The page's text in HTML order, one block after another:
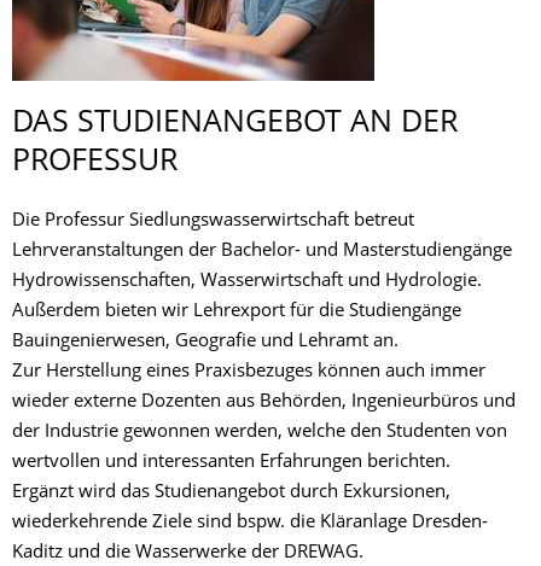
DAS STUDIENANGEBOT AN DER
PROFESSUR
Die Professur Siedlungswasserwirtschaft betreut
Lehrveranstaltungen der Bachelor- und Masterstudiengänge
Hydrowissenschaften, Wasserwirtschaft und Hydrologie.
Außerdem bieten wir Lehrexport für die Studiengänge
Bauingenierwesen, Geografie und Lehramt an.
Zur Herstellung eines Praxisbezuges können auch immer
wieder externe Dozenten aus Behörden, Ingenieurbüros und
der Industrie gewonnen werden, welche den Studenten von
wertvollen und interessanten Erfahrungen berichten.
Ergänzt wird das Studienangebot durch Exkursionen,
wiederkehrende Ziele sind bspw. die Kläranlage Dresden-
Kaditz und die Wasserwerke der DREWAG.